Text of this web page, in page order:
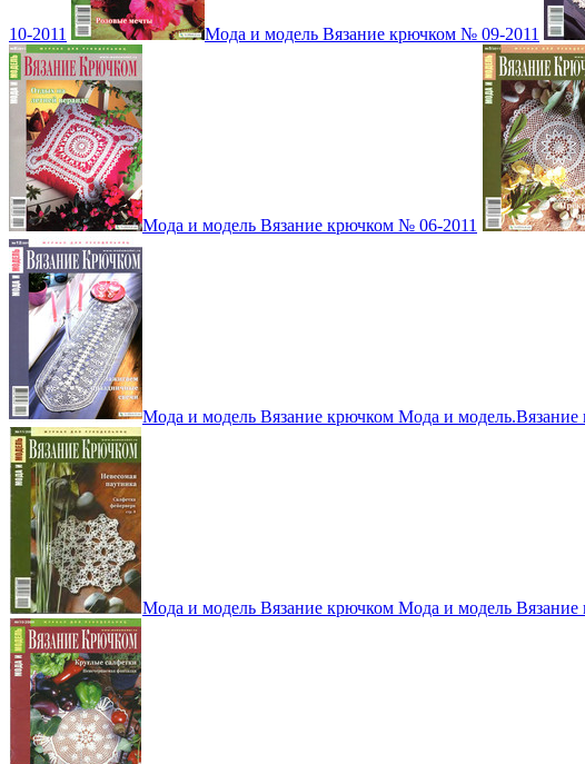
10-2011 Мода и модель Вязание крючком № 09-2011
Мода и модель Вязание крючком № 06-2011
Мода и модель Вязание крючком Мода и модель.Вязание
Мода и модель Вязание крючком Мода и модель Вязание